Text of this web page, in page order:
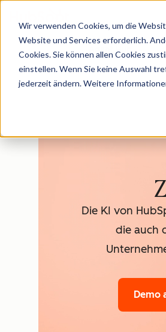
Wir verwenden Cookies, um die
Website und Services erforderlich.
Cookies. Sie können allen Cookies
einstellen. Wenn Sie keine Auswahl
jederzeit ändern. Weitere
Agent Hub
Die KI von
die auch
Demo